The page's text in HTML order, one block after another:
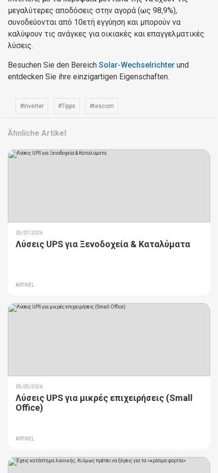
μεγαλύτερες αποδόσεις στην αγορά (ως 98,9%),
συνοδεύονται από 10ετή εγγύηση και μπορούν να
καλύψουν τις ανάγκες για οικιακές και επαγγελματικές
λύσεις.
Besuchen Sie den Bereich Solar-Wechselrichter und
entdecken Sie ihre einzigartigen Eigenschaften.
#Inverter #Tipps #tescom
Ähnliche Artikel
05/07/2026
Λύσεις UPS για Ξενοδοχεία & Καταλύματα
ARTIKEL
05/05/2026
Λύσεις UPS για μικρές επιχειρήσεις (Small
Office)
ARTIKEL